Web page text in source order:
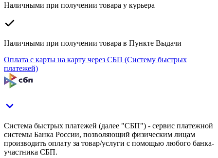
Наличными при получении товара у курьера
Наличными при получении товара в Пункте Выдачи
Оплата с карты на карту через СБП (Систему быстрых
платежей)
Система быстрых платежей (далее "СБП") - сервис платежной
системы Банка России, позволяющий физическим лицам
производить оплату за товар/услуги с помощью любого банка-
участника СБП.